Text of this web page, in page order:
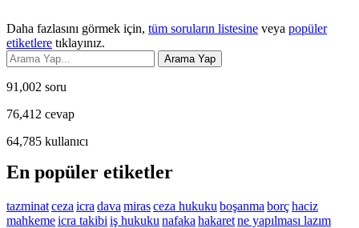
Daha fazlasını görmek için, tüm soruların listesine veya popüler
etiketlere tıklayınız.
91,002 soru
76,412 cevap
64,785 kullanıcı
En popüler etiketler
tazminatceza icra dava mirasceza hukuku boşanma borçhaciz
mahkemeicra takibi iş hukuku nafaka hakaretne yapılması lazım